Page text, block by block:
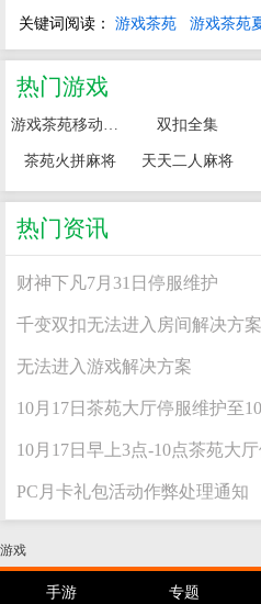
关键词阅读： 游戏茶苑 游戏茶苑
热门游戏
双扣全集
茶苑火拼麻将 天天二人麻将
热门资讯
财神下凡7月31日停服维护
千变双扣无法进入房间解决方案
无法进入游戏解决方案
10月17日茶苑大厅停服维护至
10月17日早上3点-10点茶苑大
PC月卡礼包活动作弊处理通知
游戏
手游 专题